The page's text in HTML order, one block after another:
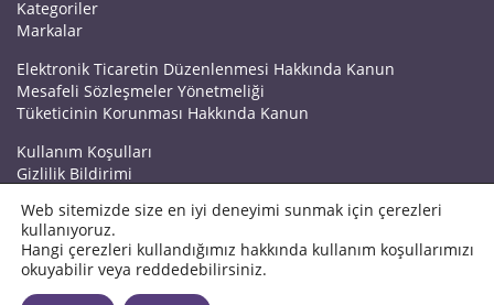
Kategoriler
Markalar
Elektronik Ticaretin Düzenlenmesi Hakkında Kanun
Mesafeli Sözleşmeler Yönetmeliği
Tüketicinin Korunması Hakkında Kanun
Kullanım Koşulları
Gizlilik Bildirimi
Kuponrazzi Blog
Mağaza Ekle
İletişim
© 2026 Kuponrazzi
Web sitemizde size en iyi deneyimi sunmak için çerezleri
kullanıyoruz.
Hangi çerezleri kullandığımız hakkında kullanım koşullarımızı
okuyabilir veya reddedebilirsiniz.